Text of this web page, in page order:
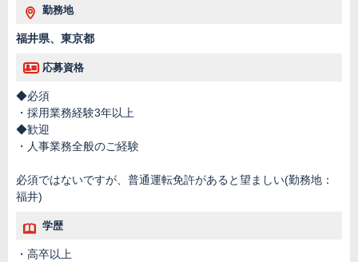
勤務地
福井県、東京都
応募資格
◆必須
・採用業務経験3年以上
◆歓迎
・人事業務全般のご経験
必須ではないですが、普通運転免許があると望ましい(勤務地：
福井)
学歴
・高卒以上